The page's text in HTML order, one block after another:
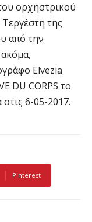
ορχηστρικού
της
από την
Elvezia
DU CORPS το
6-05-2017.
Pinterest